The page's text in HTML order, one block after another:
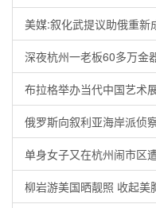
美媒:叙化武提议助俄重新
深夜杭州一老板60多万金
布拉格举办当代中国艺术
俄罗斯向叙利亚海岸派侦
单身女子又在杭州闹市区
柳岩游美国晒靓照 收起美